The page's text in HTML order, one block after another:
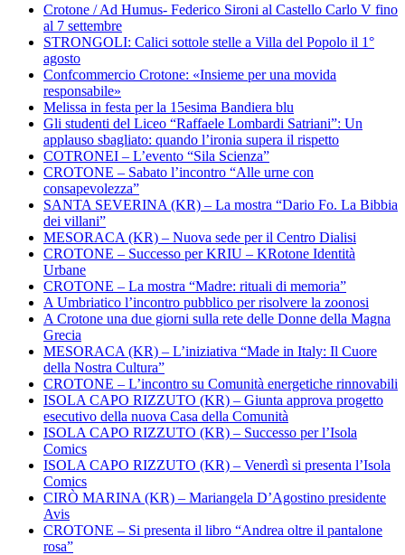
Crotone / Ad Humus- Federico Sironi al Castello Carlo V fino
al 7 settembre
STRONGOLI: Calici sottole stelle a Villa del Popolo il 1°
agosto
Confcommercio Crotone: «Insieme per una movida
responsabile»
Melissa in festa per la 15esima Bandiera blu
Gli studenti del Liceo “Raffaele Lombardi Satriani”: Un
applauso sbagliato: quando l’ironia supera il rispetto
COTRONEI – L’evento “Sila Scienza”
CROTONE – Sabato l’incontro “Alle urne con
consapevolezza”
SANTA SEVERINA (KR) – La mostra “Dario Fo. La Bibbia
dei villani”
MESORACA (KR) – Nuova sede per il Centro Dialisi
CROTONE – Successo per KRIU – KRotone Identità
Urbane
CROTONE – La mostra “Madre: rituali di memoria”
A Umbriatico l’incontro pubblico per risolvere la zoonosi
A Crotone una due giorni sulla rete delle Donne della Magna
Grecia
MESORACA (KR) – L’iniziativa “Made in Italy: Il Cuore
della Nostra Cultura”
CROTONE – L’incontro su Comunità energetiche rinnovabili
ISOLA CAPO RIZZUTO (KR) – Giunta approva progetto
esecutivo della nuova Casa della Comunità
ISOLA CAPO RIZZUTO (KR) – Successo per l’Isola
Comics
ISOLA CAPO RIZZUTO (KR) – Venerdì si presenta l’Isola
Comics
CIRÒ MARINA (KR) – Mariangela D’Agostino presidente
Avis
CROTONE – Si presenta il libro “Andrea oltre il pantalone
rosa”